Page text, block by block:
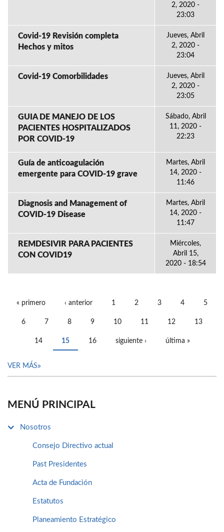
2, 2020 -
23:03
Covid-19 Revisión completa
Hechos y mitos
Jueves, Abril
2, 2020 -
23:04
Covid-19 Comorbilidades
Jueves, Abril
2, 2020 -
23:05
GUIA DE MANEJO DE LOS
PACIENTES HOSPITALIZADOS
POR COVID-19
Sábado, Abril
11, 2020 -
22:23
Guía de anticoagulación
emergente para COVID-19 grave
Martes, Abril
14, 2020 -
11:46
Diagnosis and Management of
COVID-19 Disease
Martes, Abril
14, 2020 -
11:47
REMDESIVIR PARA PACIENTES
CON COVID19
Miércoles,
Abril 15,
2020 - 18:54
« primero ‹ anterior 1 2 3 4 5
6 7 8 9 10 11 12 13
14 15 16 siguiente › última »
VER MÁS
MENÚ PRINCIPAL
Nosotros
Consejo Directivo actual
Past Presidentes
Acta de Fundación
Estatutos
Planeamiento Estratégico